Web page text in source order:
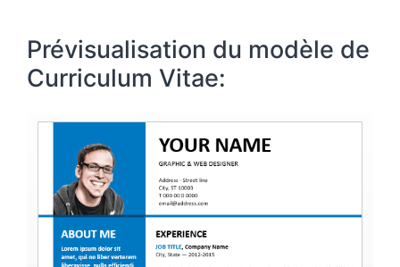
Prévisualisation du modèle de
Curriculum Vitae: